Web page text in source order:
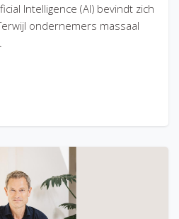
Intelligence (AI) bevindt zich
ondernemers massaal